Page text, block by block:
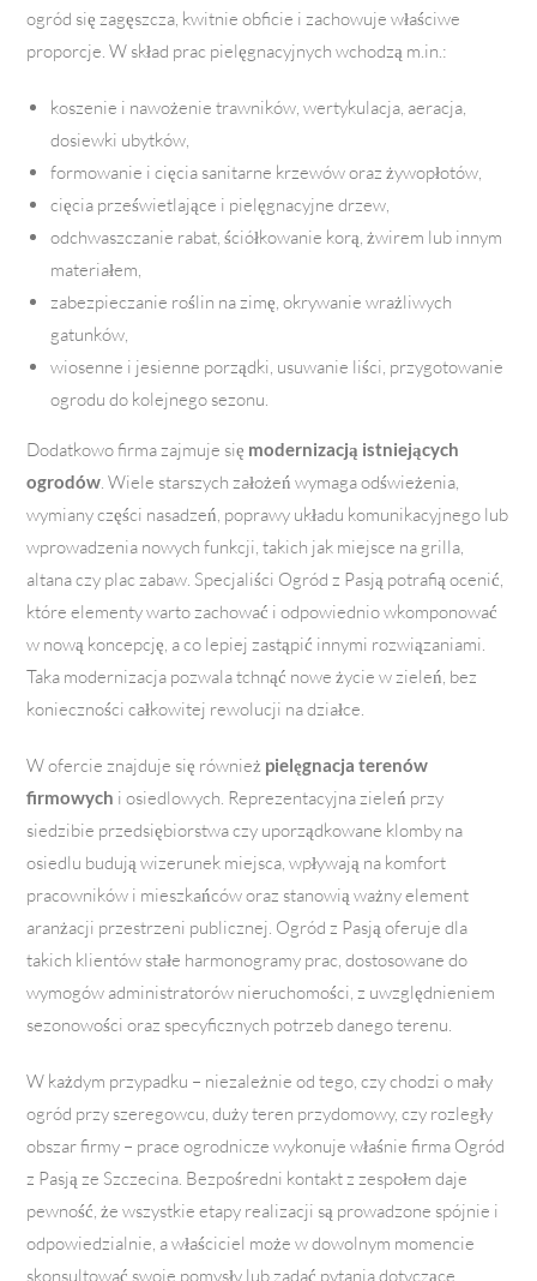
ogród się zagęszcza, kwitnie obficie i zachowuje właściwe
proporcje. W skład prac pielęgnacyjnych wchodzą m.in.:
koszenie i nawożenie trawników, wertykulacja, aeracja,
dosiewki ubytków,
formowanie i cięcia sanitarne krzewów oraz żywopłotów,
cięcia prześwietlające i pielęgnacyjne drzew,
odchwaszczanie rabat, ściółkowanie korą, żwirem lub innym
materiałem,
zabezpieczanie roślin na zimę, okrywanie wrażliwych
gatunków,
wiosenne i jesienne porządki, usuwanie liści, przygotowanie
ogrodu do kolejnego sezonu.
Dodatkowo firma zajmuje się modernizacją istniejących
ogrodów. Wiele starszych założeń wymaga odświeżenia,
wymiany części nasadzeń, poprawy układu komunikacyjnego lub
wprowadzenia nowych funkcji, takich jak miejsce na grilla,
altana czy plac zabaw. Specjaliści Ogród z Pasją potrafią ocenić,
które elementy warto zachować i odpowiednio wkomponować
w nową koncepcję, a co lepiej zastąpić innymi rozwiązaniami.
Taka modernizacja pozwala tchnąć nowe życie w zieleń, bez
konieczności całkowitej rewolucji na działce.
W ofercie znajduje się również pielęgnacja terenów
firmowych i osiedlowych. Reprezentacyjna zieleń przy
siedzibie przedsiębiorstwa czy uporządkowane klomby na
osiedlu budują wizerunek miejsca, wpływają na komfort
pracowników i mieszkańców oraz stanowią ważny element
aranżacji przestrzeni publicznej. Ogród z Pasją oferuje dla
takich klientów stałe harmonogramy prac, dostosowane do
wymogów administratorów nieruchomości, z uwzględnieniem
sezonowości oraz specyficznych potrzeb dane­go terenu.
W każdym przypadku – niezależnie od tego, czy chodzi o mały
ogród przy szeregowcu, duży teren przydomowy, czy rozległy
obszar firmy – prace ogrodnicze wykonuje właśnie firma Ogród
z Pasją ze Szczecina. Bezpośredni kontakt z zespołem daje
pewność, że wszystkie etapy realizacji są prowadzone spójnie i
odpowiedzialnie, a właściciel może w dowolnym momencie
skonsultować swoje pomysły lub zadać pytania dotyczące